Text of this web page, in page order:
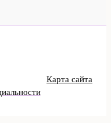
Карта сайта